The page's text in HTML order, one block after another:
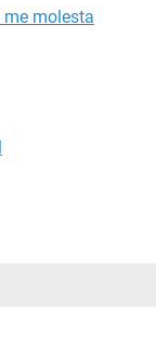
me molesta